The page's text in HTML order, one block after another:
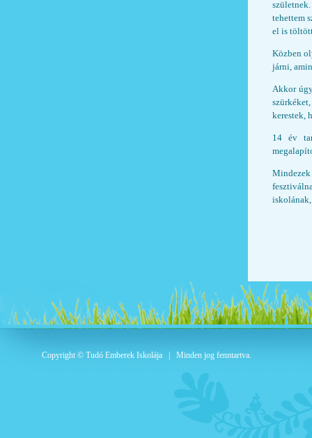
tehettem
el is
Közben
járni,
Akkor
kerestek,
14 év
Copyright © Tudó Emberek Iskolája | Minden jog fenntartva.